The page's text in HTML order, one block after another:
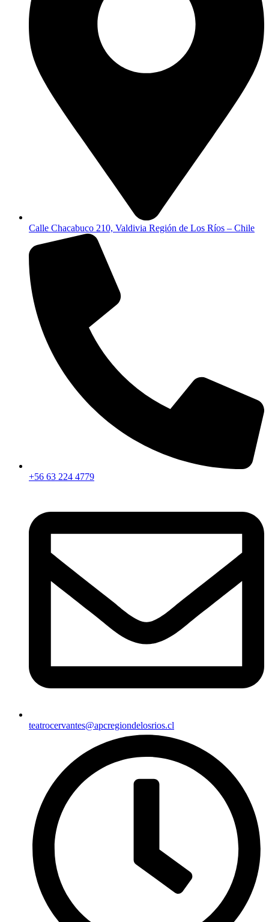
Calle Chacabuco 210, Valdivia Región de Los Ríos – Chile
+56 63 224 4779
teatrocervantes@apcregiondelosrios.cl